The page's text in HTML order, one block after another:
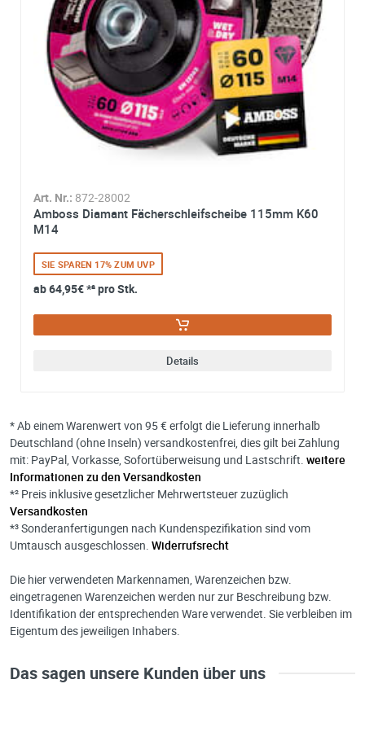
Kontaktformular zur Beantwortung meiner Anfrage
und verarbeitet werden. Die Daten werden nach
abgeschlossener Bearbeitung Ihrer Anfrage gelöscht. Sie
können Ihre Einwilligung jederzeit für die Zukunft per E-
widerrufen. Detaillierte Informationen zum Umgang mit
Nutzerdaten finden Sie in unsererDatenschutzerklärung
Art. Nr.: 872-28002
Amboss Diamant Fächerschleifscheibe 115mm K60
M14
SIE SPAREN 17% ZUM UVP
ab64,95€*² pro Stk.
Details
* Ab einem Warenwert von 95 € erfolgt die Lieferung innerhalb
Deutschland (ohne Inseln) versandkostenfrei, dies gilt bei Zahlung
mit: PayPal, Vorkasse, Sofortüberweisung und Lastschrift. weitere
Informationen zu den Versandkosten
*² Preis inklusive gesetzlicher Mehrwertsteuer zuzüglich
Versandkosten
*³ Sonderanfertigungen nach Kundenspezifikation sind vom
Umtausch ausgeschlossen. Widerrufsrecht
Die hier verwendeten Markennamen, Warenzeichen bzw.
eingetragenen Warenzeichen werden nur zur Beschreibung bzw.
Identifikation der entsprechenden Ware verwendet. Sie verbleiben im
Eigentum des jeweiligen Inhabers.
Das sagen unsere Kunden über uns